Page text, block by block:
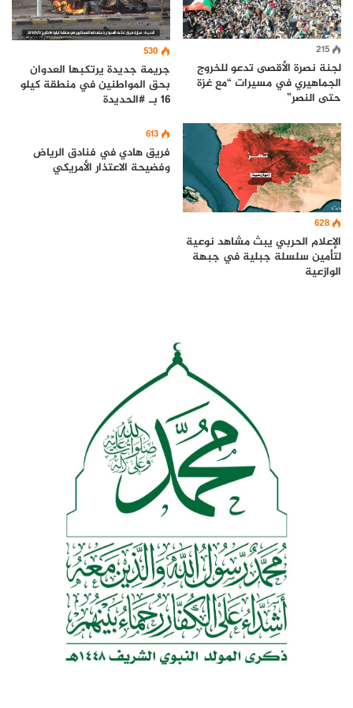
215
لجنة نصرة الأقصى تدعو للخروج
الجماهيري في مسيرات “مع غزة
حتى النصر”
530
جريمة جديدة يرتكبها العدوان
بحق المواطنين في منطقة كيلو
16 بـ #الحديدة
628
الإعلام الحربي يبث مشاهد نوعية
لتأمين سلسلة جبلية في جبهة
الوازعية
613
فريق هادي في فنادق الرياض
وفضيحة الاعتذار الأمريكي